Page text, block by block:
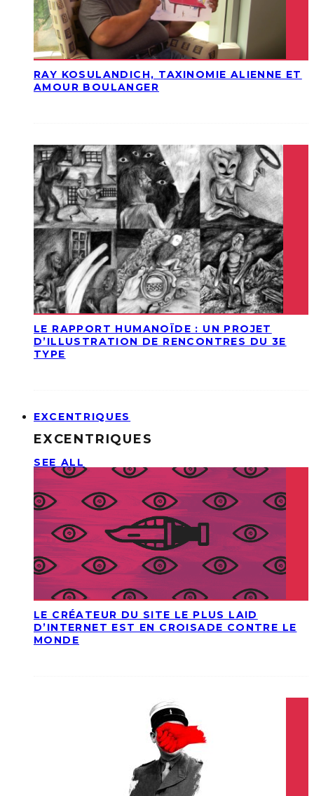
RAY KOSULANDICH, TAXINOMIE ALIENNE ET
AMOUR BOULANGER
LE RAPPORT HUMANOÏDE : UN PROJET
D’ILLUSTRATION DE RENCONTRES DU 3E
TYPE
EXCENTRIQUES
EXCENTRIQUES
SEE ALL
LE CRÉATEUR DU SITE LE PLUS LAID
D’INTERNET EST EN CROISADE CONTRE LE
MONDE